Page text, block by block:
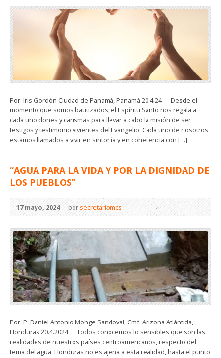
Por: Iris Gordón Ciudad de Panamá, Panamá 20.4.24 Desde el
momento que somos bautizados, el Espíritu Santo nos regala a
cada uno dones y carismas para llevar a cabo la misión de ser
testigos y testimonio vivientes del Evangelio. Cada uno de nosotros
estamos llamados a vivir en sintonía y en coherencia con […]
“AGUA PARA LA VIDA Y POR LA DIGNIDAD DE
LOS PUEBLOS”
17 mayo, 2024 por secretariomcs
Por: P. Daniel Antonio Monge Sandoval, Cmf. Arizona Atlántida,
Honduras 20.4.2024 Todos conocemos lo sensibles que son las
realidades de nuestros países centroamericanos, respecto del
tema del agua. Honduras no es ajena a esta realidad, hasta el punto